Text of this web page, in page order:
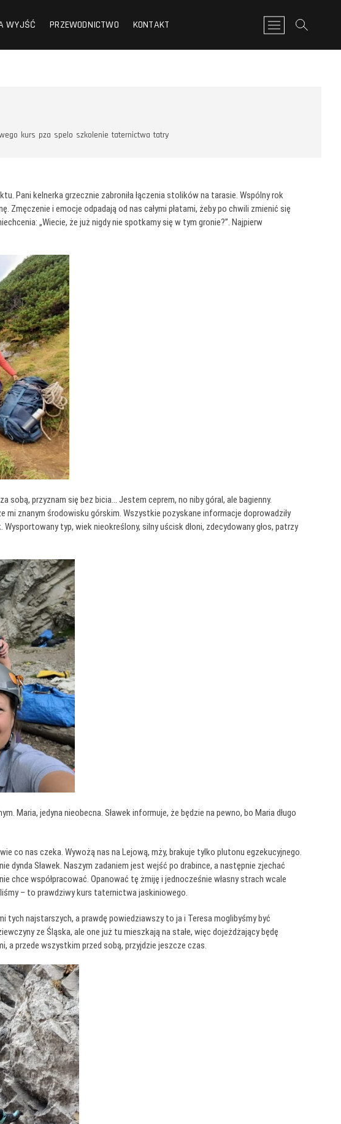
WYJŚĆ PRZEWODNICTWO KONTAKT
P
r
z
kurs pza spelo szkolenie taternictwa tatry
Pani kelnerka grzecznie zabroniła łączenia stolików na tarasie. Wspólny rok
Zmęczenie i emocje odpadają od nas całymi płatami, żeby po chwili zmienić się
„Wiecie, że już nigdy nie spotkamy się w tym gronie?”. Najpierw
przyznam się bez bicia… Jestem ceprem, no niby góral, ale bagienny.
mi znanym środowisku górskim. Wszystkie pozyskane informacje doprowadziły
typ, wiek nieokreślony, silny uścisk dłoni, zdecydowany głos, patrzy
Maria, jedyna nieobecna. Sławek informuje, że będzie na pewno, bo Maria długo
co nas czeka. Wywożą nas na Lejową, mży, brakuje tylko plutonu egzekucyjnego.
dynda Sławek. Naszym zadaniem jest wejść po drabince, a następnie zjechać
chce współpracować. Opanować tę żmiję i jednocześnie własny strach wcale
– to prawdziwy kurs taternictwa jaskiniowego.
tych najstarszych, a prawdę powiedziawszy to ja i Teresa moglibyśmy być
ze Śląska, ale one już tu mieszkają na stałe, więc dojeżdżający będę
a przede wszystkim przed sobą, przyjdzie jeszcze czas.